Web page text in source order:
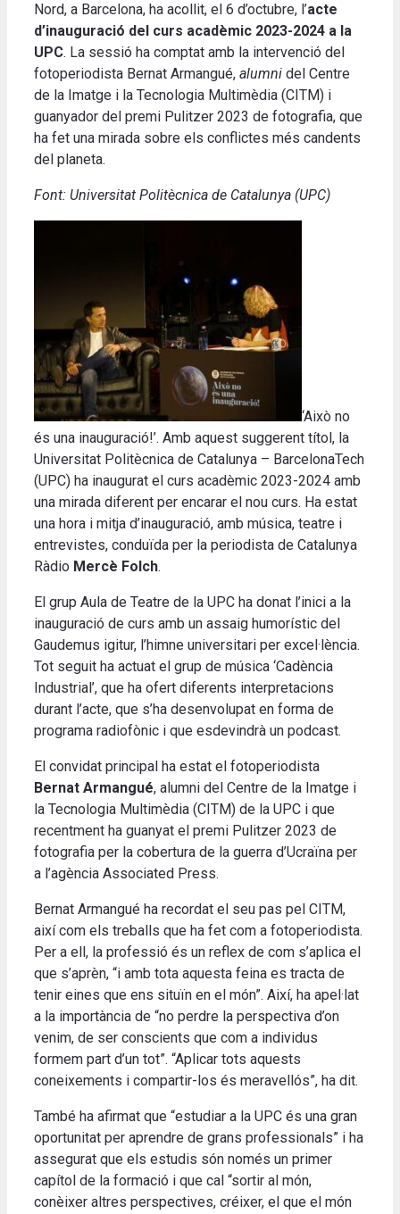
Nord, a Barcelona, ha acollit, el 6 d’octubre, l’acte
d’inauguració del curs acadèmic 2023-2024 a la
UPC. La sessió ha comptat amb la intervenció del
fotoperiodista Bernat Armangué, alumni del Centre
de la Imatge i la Tecnologia Multimèdia (CITM) i
guanyador del premi Pulitzer 2023 de fotografia, que
ha fet una mirada sobre els conflictes més candents
del planeta.
Font: Universitat Politècnica de Catalunya (UPC)
‘Això no
és una inauguració!’. Amb aquest suggerent títol, la
Universitat Politècnica de Catalunya – BarcelonaTech
(UPC) ha inaugurat el curs acadèmic 2023-2024 amb
una mirada diferent per encarar el nou curs. Ha estat
una hora i mitja d’inauguració, amb música, teatre i
entrevistes, conduïda per la periodista de Catalunya
Ràdio Mercè Folch.
El grup Aula de Teatre de la UPC ha donat l’inici a la
inauguració de curs amb un assaig humorístic del
Gaudemus igitur, l’himne universitari per excel·lència.
Tot seguit ha actuat el grup de música ‘Cadència
Industrial’, que ha ofert diferents interpretacions
durant l’acte, que s’ha desenvolupat en forma de
programa radiofònic i que esdevindrà un podcast.
El convidat principal ha estat el fotoperiodista
Bernat Armangué, alumni del Centre de la Imatge i
la Tecnologia Multimèdia (CITM) de la UPC i que
recentment ha guanyat el premi Pulitzer 2023 de
fotografia per la cobertura de la guerra d’Ucraïna per
a l’agència Associated Press.
Bernat Armangué ha recordat el seu pas pel CITM,
així com els treballs que ha fet com a fotoperiodista.
Per a ell, la professió és un reflex de com s’aplica el
que s’aprèn, “i amb tota aquesta feina es tracta de
tenir eines que ens situïn en el món”. Així, ha apel·lat
a la importància de “no perdre la perspectiva d’on
venim, de ser conscients que com a individus
formem part d’un tot”. “Aplicar tots aquests
coneixements i compartir-los és meravellós”, ha dit.
També ha afirmat que “estudiar a la UPC és una gran
oportunitat per aprendre de grans professionals” i ha
assegurat que els estudis són només un primer
capítol de la formació i que cal “sortir al món,
conèixer altres perspectives, créixer, el que el món